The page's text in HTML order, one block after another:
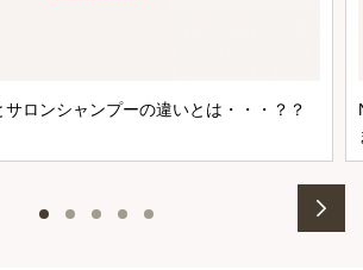
ロンシャンプーの違いとは・・・？？